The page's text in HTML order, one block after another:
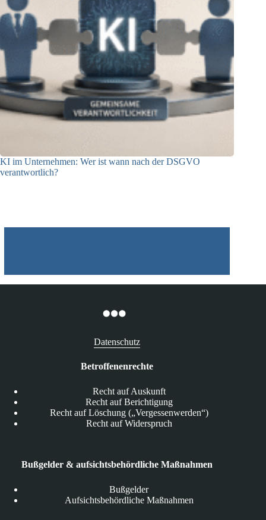
KI im Unternehmen: Wer ist wann nach der DSGVO
verantwortlich?
Datenschutz
Betroffenenrechte
Recht auf Auskunft
Recht auf Berichtigung
Recht auf Löschung („Vergessenwerden“)
Recht auf Widerspruch
Bußgelder & aufsichtsbehördliche Maßnahmen
Bußgelder
Aufsichtsbehördliche Maßnahmen